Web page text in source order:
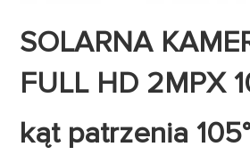
SOLARNA
FULL HD 2MPX
kąt patrzenia